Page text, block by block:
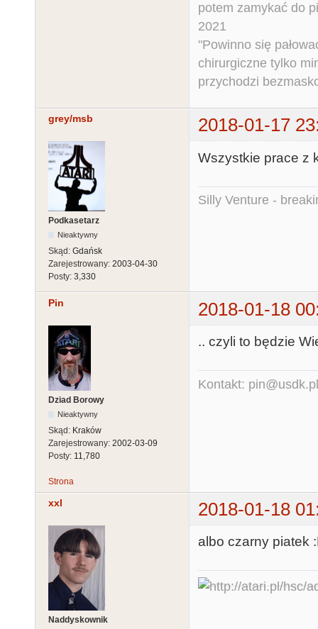
potem zamykać do
2021
"Powinno się
chirurgiczne tylko
przychodzi
grey/msb 2018-01-17
Podkasetarz
Nieaktywny
Skąd: Gdańsk
Zarejestrowany: 2003-04-30
Posty: 3,330
Wszystkie prace z
Silly Venture -
Pin 2018-01-18
Dziad Borowy
Nieaktywny
Skąd: Kraków
Zarejestrowany: 2002-03-09
Posty: 11,780
.. czyli to będzie
Kontakt: pin@usdk.pl
Strona
xxl 2018-01-18
Naddyskownik
albo czarny piatek